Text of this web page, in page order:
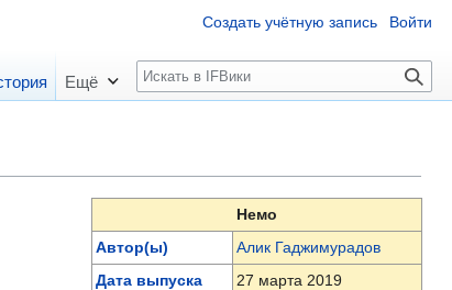
Немо
Автор(ы)
Алик Гаджимурадов
Дата выпуска
27 марта 2019
Создать учётную запись Войти
Ещё
П
о
к